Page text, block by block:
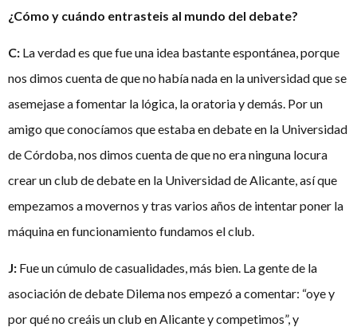
¿Cómo y cuándo entrasteis al mundo del debate?
C: La verdad es que fue una idea bastante espontánea, porque
nos dimos cuenta de que no había nada en la universidad que se
asemejase a fomentar la lógica, la oratoria y demás. Por un
amigo que conocíamos que estaba en debate en la Universidad
de Córdoba, nos dimos cuenta de que no era ninguna locura
crear un club de debate en la Universidad de Alicante, así que
empezamos a movernos y tras varios años de intentar poner la
máquina en funcionamiento fundamos el club.
J: Fue un cúmulo de casualidades, más bien. La gente de la
asociación de debate Dilema nos empezó a comentar: “oye y
por qué no creáis un club en Alicante y competimos”, y